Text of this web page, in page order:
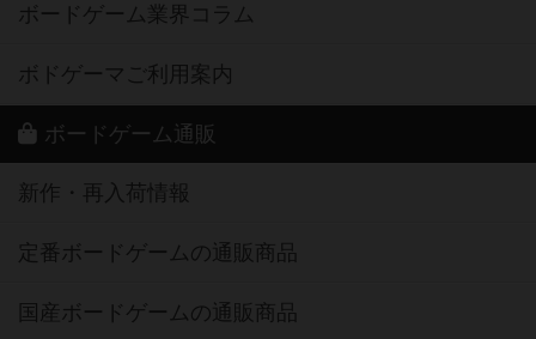
ボードゲーム業界コラム
ボドゲーマご利用案内
ボードゲーム通販
新作・再入荷情報
定番ボードゲームの通販商品
国産ボードゲームの通販商品